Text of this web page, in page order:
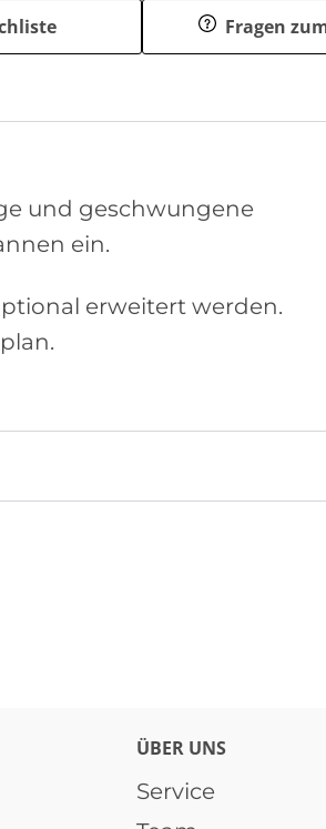
Fragen
und geschwungene
ein.
erweitert werden.
ÜBER UNS
Service